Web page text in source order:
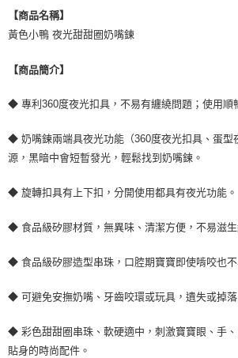
【商品名稱】
黃色小鴨 夜光甜甜圈奶嘴鍊
【商品簡介】
◆ 專利360度夜光扣具，不易有纏繞問題；使用順
◆ 奶嘴鍊兩端具夜光功能（360度夜光扣具、蛋型
源，黑暗中會短暫發光，輕鬆找到奶嘴鍊。
◆ 旋轉扣具有上下扣，分開使用都具有夜光功能。
◆ 食品級矽膠材質，無異味、清潔方便，不易滋生
◆ 食品級矽膠造型串珠，口腔期寶寶即使啃咬也不
◆ 可避免安撫奶嘴、牙齒咬環或玩具，遺失或掉落
◆ 彩色甜甜圈串珠、軟硬適中，刺激寶寶眼、手
貼身的時尚配件。